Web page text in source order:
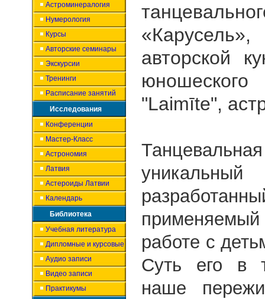
Астроминералогия
Нумерология
Курсы
Авторские семинары
Экскурсии
Тренинги
Расписание занятий
Исследования
Конференции
Мастер-Класс
Астрономия
Латвия
Астероиды Латвии
Календарь
Библиотека
Учебная литература
Дипломные и курсовые
Аудио записи
Видео записи
Практикумы
авторской
"Laimīte",
работе с
Суть его в
наше